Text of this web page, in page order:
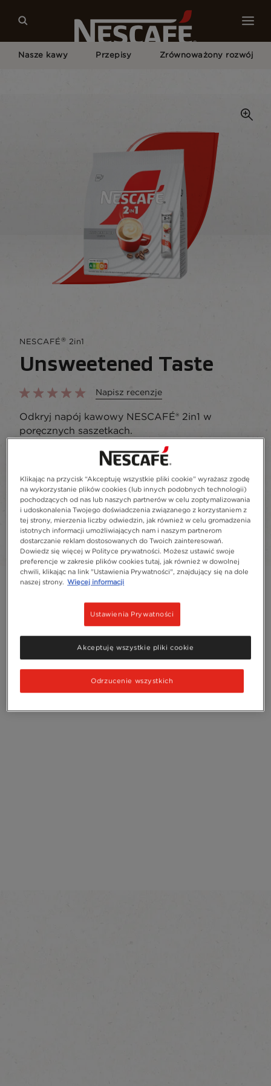
Nasze kawy Przepisy Zrównoważony rozwój
NESCAFÉ® 2in1
Unsweetened Taste
Napisz recenzje
Odkryj napój kawowy NESCAFÉ® 2in1 w
poręcznych saszetkach.
Dodaj do ulubionych
10 sztuk 20 sztuk
Recykling
Klikając na przycisk “Akceptuję wszystkie pliki cookie” wyrażasz zgodę
na wykorzystanie plików cookies (lub innych podobnych technologii)
pochodzących od nas lub naszych partnerów w celu zoptymalizowania
i udoskonalenia Twojego doświadczenia związanego z korzystaniem z
tej strony, mierzenia liczby odwiedzin, jak również w celu gromadzenia
istotnych informacji umożliwiających nam i naszym partnerom
dostarczanie reklam dostosowanych do Twoich zainteresowań.
Dowiedz się więcej w Polityce prywatności. Możesz ustawić swoje
preferencje w zakresie plików cookies tutaj, jak również w dowolnej
chwili, klikając na link "Ustawienia Prywatności", znajdujący się na dole
naszej strony. Więcej informacji
Ustawienia Prywatności
Odrzucenie wszystkich
Akceptuję wszystkie pliki cookie